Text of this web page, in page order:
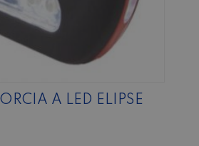
LAMPADA/TORCIA A LED ELIPSE